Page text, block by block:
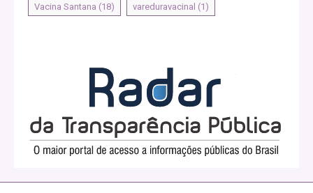
Vacina Santana (18) vareduravacinal (1)